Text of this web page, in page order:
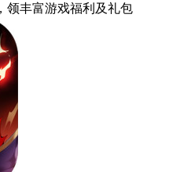
，领丰富游戏福利 及礼包